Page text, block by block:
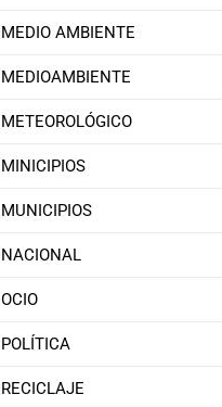
MEDIO AMBIENTE
MEDIOAMBIENTE
METEOROLÓGICO
MINICIPIOS
MUNICIPIOS
NACIONAL
OCIO
POLÍTICA
RECICLAJE